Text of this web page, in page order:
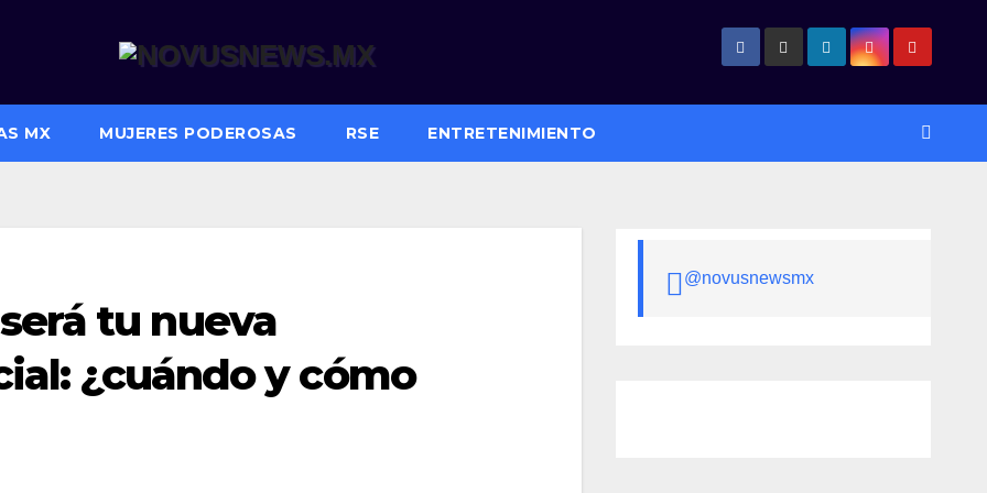
MX MUJERES PODEROSAS RSE ENTRETENIMIENTO
tu nueva
¿cuándo y cómo
@novusnewsmx